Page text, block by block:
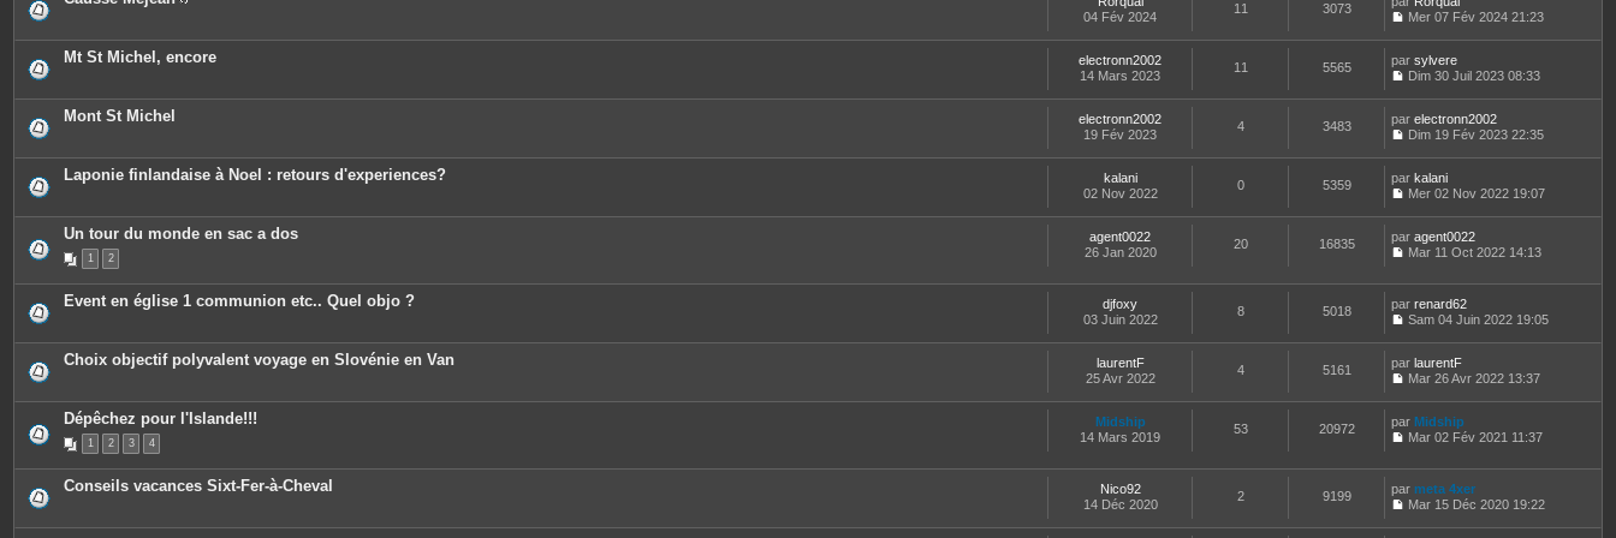
a
g
e
m
e
s
a
g
e
n
m
e
s
a
g
e
e
d
e
r
n
e
r
m
s
a
t
e
e
d
e
r
n
e
r
m
s
a
e
s
t
e
e
d
e
r
n
e
r
m
s
a
g
e
è
c
j
t
e
s
04 Fév 2024
11 3073
o
n
s
t
e
e
d
e
r
n
m
e
s
a
g
e
Mer 07 Fév 2024 21:23
Mt St Michel, encore
electronn2002
14 Mars 2023
11 5565 par sylvere
o
n
s
t
e
e
d
n
m
e
s
a
g
Dim 30 Juil 2023 08:33
Mont St Michel
electronn2002
19 Fév 2023
4 3483 par electronn2002
o
n
s
t
e
l
e
d
n
m
e
s
a
g
Dim 19 Fév 2023 22:35
Laponie finlandaise à Noel : retours d'experiences?
kalani
02 Nov 2022
0 5359 par kalani
o
n
s
l
t
e
l
e
d
n
r
m
e
s
Mer 02 Nov 2022 19:07
Un tour du monde en sac a dos
1 2
agent0022
26 Jan 2020
20 16835 par agent0022
s
u
l
t
e
l
e
d
r
i
e
r
Mar 11 Oct 2022 14:13
Event en église 1 communion etc.. Quel objo ?
djfoxy
03 Juin 2022
8 5018 par renard62
o
n
s
t
e
l
e
d
Sam 04 Juin 2022 19:05
Choix objectif polyvalent voyage en Slovénie en Van
laurentF
25 Avr 2022
4 5161 par laurentF
o
n
s
l
t
e
l
Mar 26 Avr 2022 13:37
Dépêchez pour l'Islande!!!
1 2 3 4
Midship
14 Mars 2019
53 20972 par Midship
s
u
l
Mar 02 Fév 2021 11:37
Conseils vacances Sixt-Fer-à-Cheval
Nico92
14 Déc 2020
2 9199 par meta 4xer
o
Mar 15 Déc 2020 19:22